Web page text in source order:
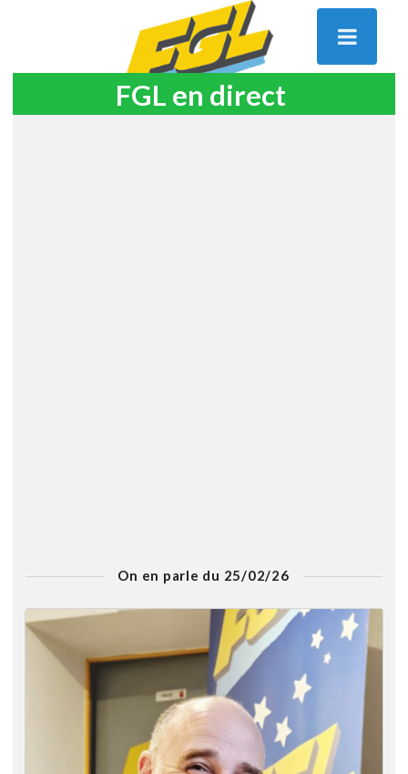
FGL en direct
On en parle du 25/02/26